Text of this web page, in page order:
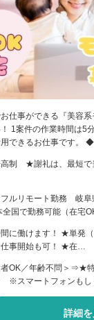
仕事ができる『美容
！ 1案件の作業時間は5
用できるお仕事です。
制 ★謝礼は、最短で
ルリモート勤務 岐阜
全国で勤務可能（在宅
に働けます！ ★単発
仕事開始も可！ ★在…
者OK／年齢不問＞⇒★
スマートフォンもし
詳細